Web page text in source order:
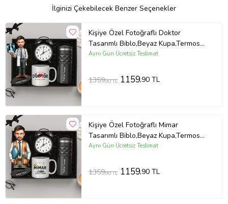
aksesuarı olarak her ortama uyum sağlar.
Beyaz kupa ürüne süblimasyon baskı tekniği ile baskı yapılmaktadır
Elde yıkama yapılması gerekmektedir
Ürün bilgileriMeadify
tarafından yayınlanmıştır!
Ürün Kodu:kcm12196985
İlginizi Çekebilecek Benzer Seçenekler
Kişiye Özel Fotoğraflı Doktor
Tasarımlı Biblo,Beyaz Kupa,Termos
Ve Masa Saati Hediye Seti (STD)
Aynı Gün Ücretsiz Teslimat
1359,90 TL 1159,90 TL
Kişiye Özel Fotoğraflı Mimar
Tasarımlı Biblo,Beyaz Kupa,Termos
Ve Masa Saati Hediye Seti (STD)
Aynı Gün Ücretsiz Teslimat
1359,90 TL 1159,90 TL